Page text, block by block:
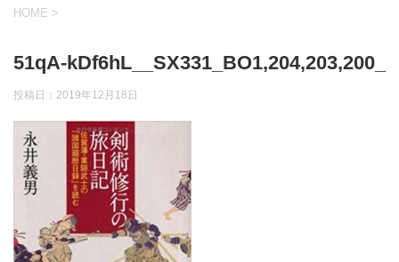
HOME >
51qA-kDf6hL__SX331_BO1,204,203,200_
投稿日： 2019年12月18日